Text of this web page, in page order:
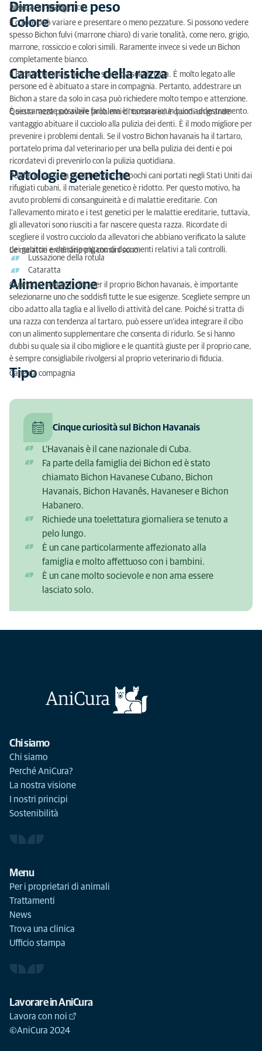
Dimensioni e peso
Altezza: circa 23-27 cm.
Peso: 4,5 - 7,5 kg.
Colore
Il colore può variare e presentare o meno pezzature. Si possono vedere
spesso Bichon fulvi (marrone chiaro) di varie tonalità, come nero, grigio,
marrone, rossiccio e colori simili. Raramente invece si vede un Bichon
completamente bianco.
Caratteristiche della razza
Il Bichon havanais non ama stare da solo in casa. È molto legato alle
persone ed è abituato a stare in compagnia. Pertanto, addestrare un
Bichon a stare da solo in casa può richiedere molto tempo e attenzione.
È sicuramente possibile farlo, ma è necessario un buon addestramento.
Questa razza può avere problemi di tartaro ed è quindi un grande
vantaggio abituare il cucciolo alla pulizia dei denti. È il modo migliore per
prevenire i problemi dentali. Se il vostro Bichon havanais ha il tartaro,
portatelo prima dal veterinario per una bella pulizia dei denti e poi
ricordatevi di prevenirlo con la pulizia quotidiana.
Patologie genetiche
Poiché la razza ha avuto origine dai pochi cani portati negli Stati Uniti dai
rifugiati cubani, il materiale genetico è ridotto. Per questo motivo, ha
avuto problemi di consanguineità e di malattie ereditarie. Con
l'allevamento mirato e i test genetici per le malattie ereditarie, tuttavia,
gli allevatori sono riusciti a far nascere questa razza. Ricordate di
scegliere il vostro cucciolo da allevatori che abbiano verificato la salute
dei genitori e che dispongano di documenti relativi a tali controlli.
Le malattie ereditarie più comuni sono:
Lussazione della rotula
Cataratta
Alimentazione
Quando si sceglie il cibo per il proprio Bichon havanais, è importante
selezionarne uno che soddisfi tutte le sue esigenze. Scegliete sempre un
cibo adatto alla taglia e al livello di attività del cane. Poiché si tratta di
una razza con tendenza al tartaro, può essere un'idea integrare il cibo
con un alimento supplementare che consenta di ridurlo. Se si hanno
dubbi su quale sia il cibo migliore e le quantità giuste per il proprio cane,
è sempre consigliabile rivolgersi al proprio veterinario di fiducia.
Tipo
Cane da compagnia
Cinque curiosità sul Bichon Havanais
L'Havanais è il cane nazionale di Cuba.
Fa parte della famiglia dei Bichon ed è stato
chiamato Bichon Havanese Cubano, Bichon
Havanais, Bichon Havanês, Havaneser e Bichon
Habanero.
Richiede una toelettatura giornaliera se tenuto a
pelo lungo.
È un cane particolarmente affezionato alla
famiglia e molto affettuoso con i bambini.
È un cane molto socievole e non ama essere
lasciato solo.
Chi siamo
Chi siamo
Perché AniCura?
La nostra visione
I nostri principi
Sostenibilità
Menu
Per i proprietari di animali
Trattamenti
News
Trova una clinica
Ufficio stampa
Lavorare in AniCura
Lavora con noi
©AniCura 2024